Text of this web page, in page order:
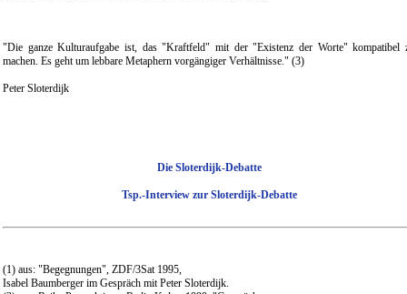
"Die ganze Kulturaufgabe ist, das "Kraftfeld" mit der "Existenz der Worte" kompatibel
machen. Es geht um lebbare Metaphern vorgängiger Verhältnisse." (3)
Peter Sloterdijk
Die Sloterdijk-Debatte
Tsp.-Interview zur Sloterdijk-Debatte
(1) aus: "Begegnungen", ZDF/3Sat 1995,
Isabel Baumberger im Gespräch mit Peter Sloterdijk.